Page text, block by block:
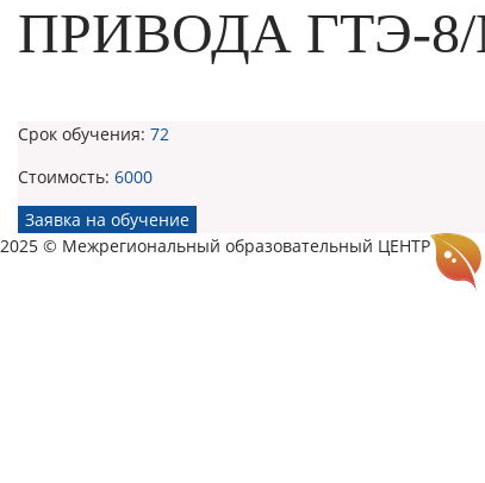
ПРИВОДА ГТЭ-
Срок обучения: 72
Стоимость: 6000
Заявка на обучение
2025 © Межрегиональный образовательный ЦЕНТР